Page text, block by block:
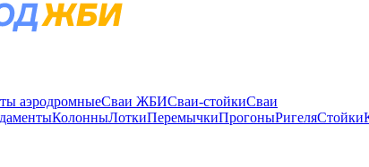
аэродромныеСваи ЖБИСваи-стойкиСваи
КолонныЛоткиПеремычкиПрогоныРигеляСтойки